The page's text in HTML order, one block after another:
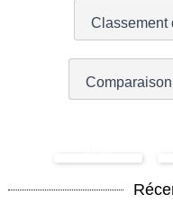
Classement